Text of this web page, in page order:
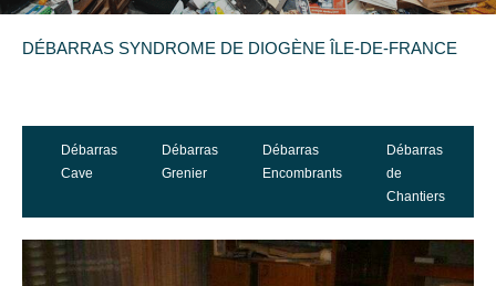
DÉBARRAS SYNDROME DE DIOGÈNE ÎLE-DE-FRANCE
Débarras
Cave
Débarras
Grenier
Débarras
Encombrants
Débarras
de
Chantiers